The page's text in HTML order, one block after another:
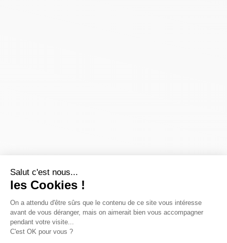
Salut c'est nous...
les Cookies !
On a attendu d'être sûrs que le contenu de ce site vous intéresse
avant de vous déranger, mais on aimerait bien vous accompagner
pendant votre visite...
C'est OK pour vous ?